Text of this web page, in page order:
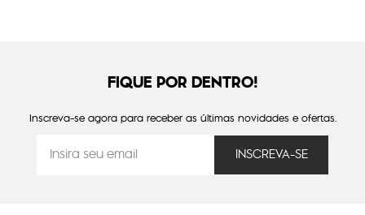
FIQUE POR DENTRO!
Inscreva-se agora para receber as últimas novidades e ofertas.